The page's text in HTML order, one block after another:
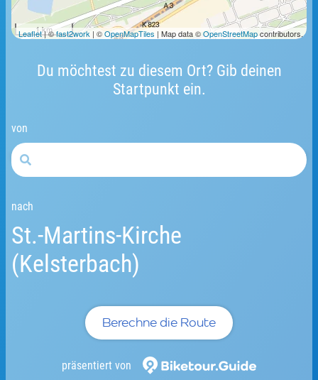
Du möchtest zu diesem Ort? Gib deinen
Startpunkt ein.
von
nach
St.-Martins-Kirche
(Kelsterbach)
Berechne die Route
präsentiert von
1 km
Leaflet| ©fast2work | ©OpenMapTiles | Map data ©OpenStreetMapcontributors.